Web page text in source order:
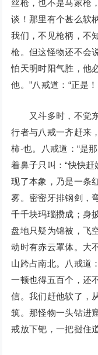
丝枪，也不是马家枪
谈！那里有个甚么软
我们，不见枪柄，不
枪。但这怪物还不会
怕天明时阳气胜，他
他。”八戒道：“正是
又斗多时，不觉东
行者与八戒一齐赶来
柿-也。八戒道：“是
着鼻子只叫：“快快赶
现了本象，乃是一条
雾。密密牙排钢剑，
千千块玛瑙攒成；身
盘地只疑为锦被，飞
动时有赤云罩体。大
山跨占南北。八戒道
一顿也得五百个，还
信。我们赶他软了，
筑。那怪物一头钻进
戒放下钯，一把挝住